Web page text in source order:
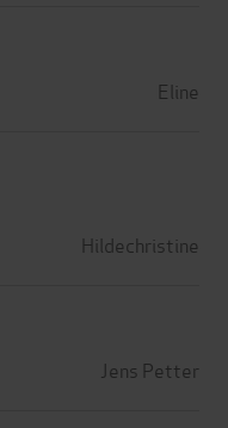
Eline
Hildechristine
Jens Petter